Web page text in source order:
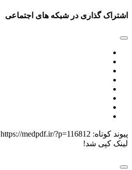
اشتراک گذاری در شبکه های اجتماعی
پیوند کوتاه: https://medpdf.ir/?p=116812
لینک کپی شد!